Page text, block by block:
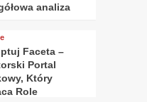
analiza
Faceta –
Portal
Który
Role